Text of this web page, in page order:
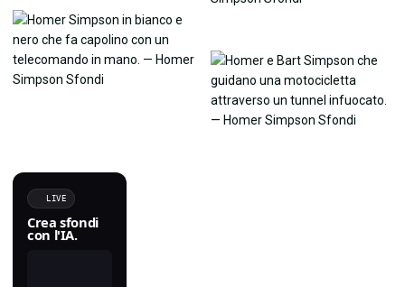
LIVE
Crea sfondi
con l'IA.